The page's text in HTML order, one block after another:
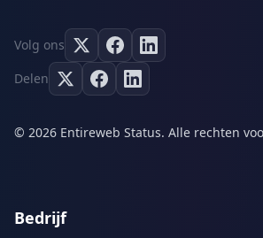
Volg ons
Delen
© 2026 Entireweb Status. Alle rechten
Bedrijf